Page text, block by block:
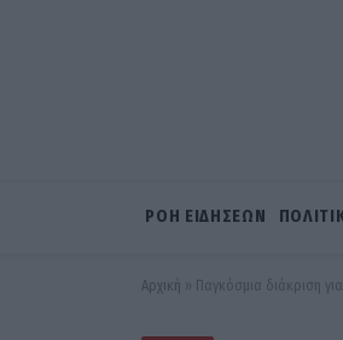
ΡΟΗ ΕΙΔΗΣΕΩΝ
Αρχική » Παγκόσμια διάκριση